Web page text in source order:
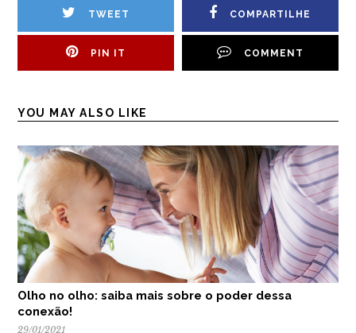
TWEET COMPARTILHE
PIN IT COMMENT
YOU MAY ALSO LIKE
Olho no olho: saiba mais sobre o poder dessa
conexão!
29/01/2021